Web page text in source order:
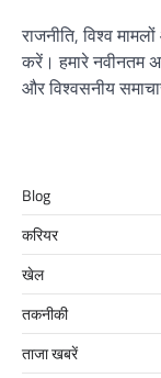
राजनीति, विश्व
करें। हमारे नवीनतम
और विश्वसनीय
Blog
करियर
खेल
तकनीकी
ताजा खबरें